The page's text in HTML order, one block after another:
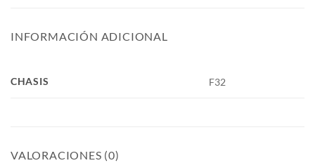
INFORMACIÓN ADICIONAL
CHASIS F32
VALORACIONES (0)